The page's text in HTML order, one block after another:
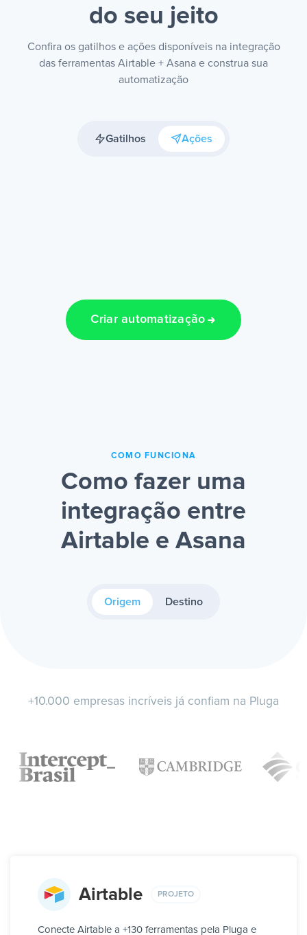
do seu jeito
Confira os gatilhos e ações disponíveis na integração
das ferramentas Airtable + Asana e construa sua
automatização
Gatilhos Ações
Criar automatização
COMO FUNCIONA
Como fazer uma
integração entre
Airtable e Asana
Origem Destino
+10.000 empresas incríveis já confiam na Pluga
Airtable PROJETO
Conecte Airtable a +130 ferramentas pela Pluga e